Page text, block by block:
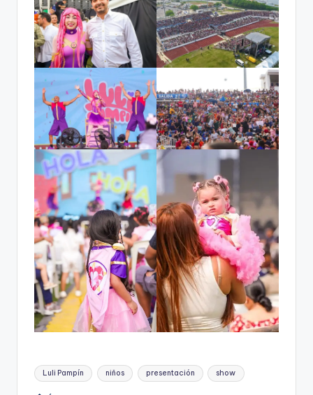
Etiquetas:
Luli Pampín niños presentación show